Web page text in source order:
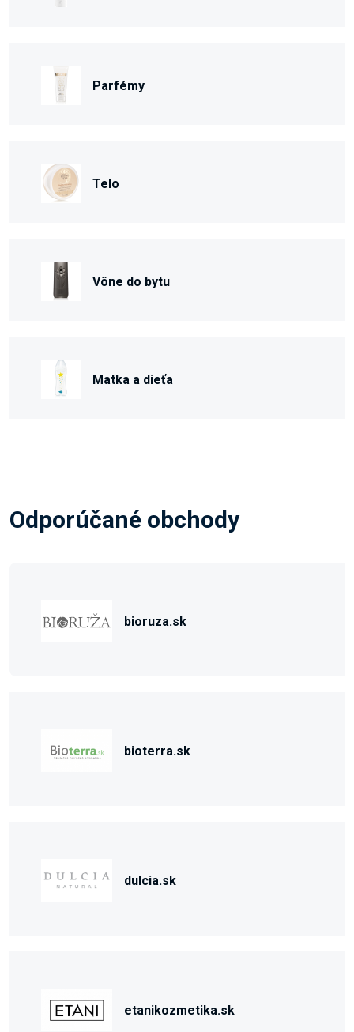
Parfémy
Telo
Vône do bytu
Matka a dieťa
Odporúčané obchody
bioruza.sk
bioterra.sk
dulcia.sk
etanikozmetika.sk